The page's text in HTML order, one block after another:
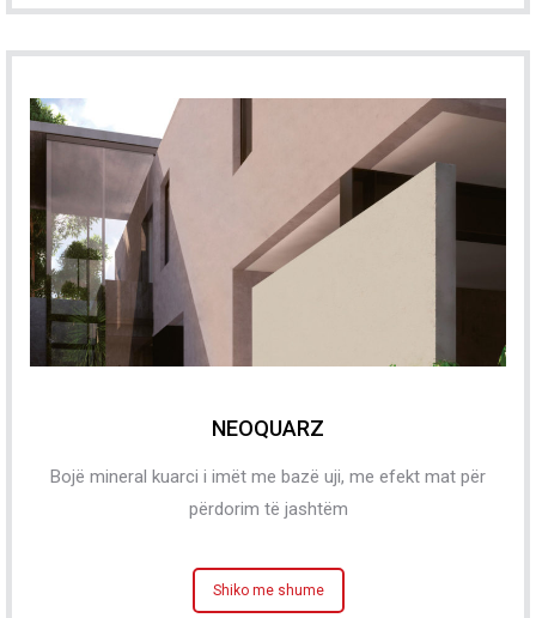
NEOQUARZ
Bojë mineral kuarci i imët me bazë uji, me efekt mat për
përdorim të jashtëm
Shiko me shume